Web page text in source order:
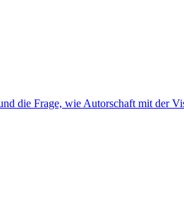
die Frage, wie Autorschaft mit der